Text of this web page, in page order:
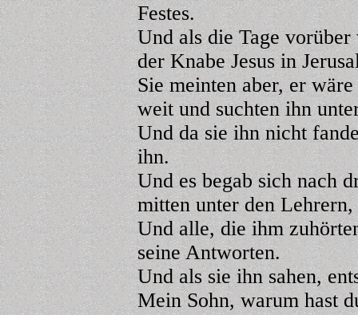
Festes.
Und als die Tage
der Knabe Jesus in
Sie meinten aber, er
weit und suchten ihn
Und da sie ihn nicht
ihn.
Und es begab sich nach
mitten unter den
Und alle, die ihm
seine Antworten.
Und als sie ihn sahen,
Mein Sohn, warum hast